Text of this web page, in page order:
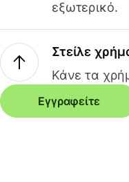
εξωτερικό.
Στείλε
Κάνε τα
Εγγραφείτε